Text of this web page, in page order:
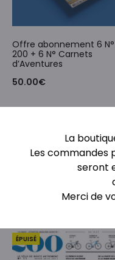
Offre abonnement 6 N°
200 + 6 N° Carnets
d’Aventures
50.00€
ÉPUISÉ
La
Les commandes
seront
Merci de